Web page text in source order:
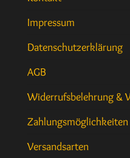
Impressum
Datenschutzerklärung
AGB
Widerrufsbelehrung &
Zahlungsmöglichkeiten
Versandsarten